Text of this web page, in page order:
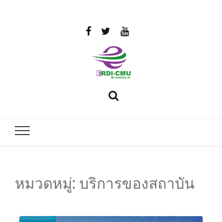
พิงค์
หมวดหมู่: บริการของสถาบัน